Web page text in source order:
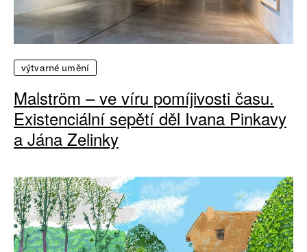
výtvarné umění
Malström – ve víru pomíjivosti času.
Existenciální sepětí děl Ivana Pinkavy
a Jána Zelinky